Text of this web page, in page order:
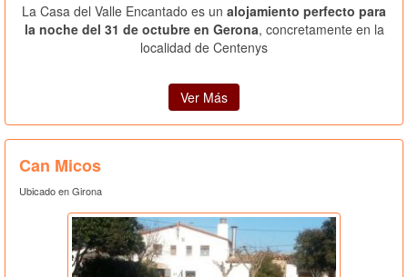
La Casa del Valle Encantado es un alojamiento perfecto para
la noche del 31 de octubre en Gerona, concretamente en la
localidad de Centenys
Ver Más
Can Micos
Ubicado en Girona